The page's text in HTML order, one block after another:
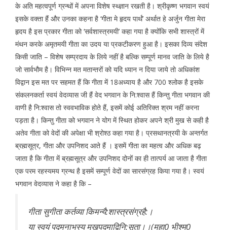
के अति महत्वपूर्ण ग्रन्थों में अपना विशेष स्थ्ज्ञान रखती है। श्रीकृष्ण भगवान स्वयं
इसके वक्ता हैं और उनका कहना है ‘गीता मे हृदय पार्थं’ अर्थात हे अर्जुन गीता मेरा
हृदय है इस प्रकार गीता को ‘सर्वशास्त्रमयी’ कहा गया है क्योंकि सभी शास्त्रों में
मंथन करके अमृतमयी गीता का उदय या प्रकटीकरण हुआ है। इसका दिव्य संदेश
किसी जाति – विशेष सम्प्रदाय के लिये नहीं है बल्कि सम्पूर्ण मानव जाति के लिये है
जो सार्वभौम है। विभिन्न मत मतान्तरों को यदि ध्यान न दिया जाये तो अधिकांश
विद्वान इस मत पर सहमत हैं कि गीता में 18अध्याय है और 700 श्लोक है इसके
संकलनकर्ता स्वयं वेदव्यास जी हैं वेद भगवान के नि:श्वास हैं किन्तु गीता भगवान की
वाणी है नि:श्वास तो स्ववभाविक होते हैं, इसमें कोई अतिरिक्त श्रम नहीं करना
पड़ता है। किन्तु गीता को भगवान ने योग में स्थित होकर अपने श्री मुख से कही है
अतेव गीता को वेदों की अपेक्षा भी श्रोश्ठ कहा गया है। प्रसथानत्रयी के अन्तर्गत
ब्रह्मसूत्र, गीता और उपनिशद आते हैं । इसमें गीता का महत्व और अधिक बढ़
जाता है कि गीता में ब्रह्मसूत्र और उपनिशद दोनों का ही तात्पर्य आ जाता है गीता
एक परम रहस्यमय ग्रन्थ है इसमें सम्पूर्ण वेदों का सारसंग्रह किया गया है। स्वयं
भगवान वेदव्यास ने कहा है कि –
गीता सुगीता कर्तव्या किमन्यै:शास्त्रसंग्रहै:।
या स्वयं पद्मनाभस्य मुखपदमाद्विनि:सृता।।(महा0 भीश्म0